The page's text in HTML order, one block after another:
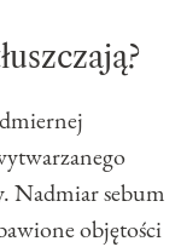
Nadmiar sebum
objętości